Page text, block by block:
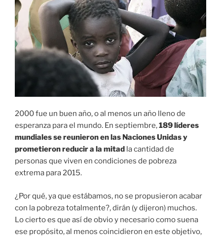
2000 fue un buen año, o al menos un año lleno de
esperanza para el mundo. En septiembre,189 líderes
mundiales se reunieron en las Naciones Unidas y
prometieron reducir a la mitad la cantidad de
personas que viven en condiciones de pobreza
extrema para 2015.
¿Por qué, ya que estábamos, no se propusieron acabar
con la pobreza totalmente?, dirán (y dijeron) muchos.
Lo cierto es que así de obvio y necesario como suena
ese propósito, al menos coincidieron en este objetivo,